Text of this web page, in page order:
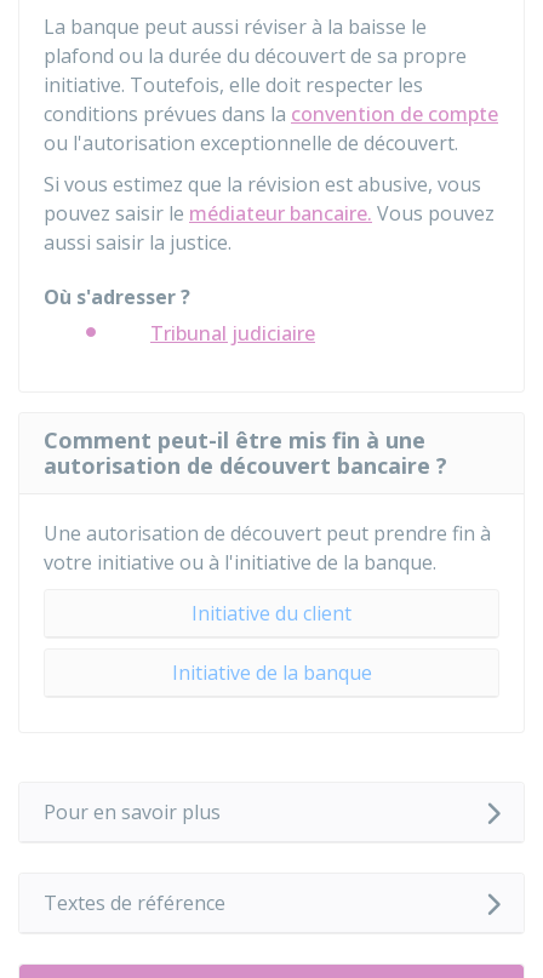
La banque peut aussi réviser à la baisse le
plafond ou la durée du découvert de sa propre
initiative. Toutefois, elle doit respecter les
conditions prévues dans la convention de compte
ou l'autorisation exceptionnelle de découvert.
Si vous estimez que la révision est abusive, vous
pouvez saisir le médiateur bancaire. Vous pouvez
aussi saisir la justice.
Où s'adresser ?
Tribunal judiciaire
Comment peut-il être mis fin à une
autorisation de découvert bancaire ?
Une autorisation de découvert peut prendre fin à
votre initiative ou à l'initiative de la banque.
Initiative du client
Initiative de la banque
Pour en savoir plus
Textes de référence